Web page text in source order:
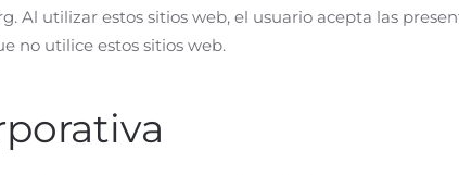
Al utilizar estos sitios web, el usuario acepta las
no utilice estos sitios web.